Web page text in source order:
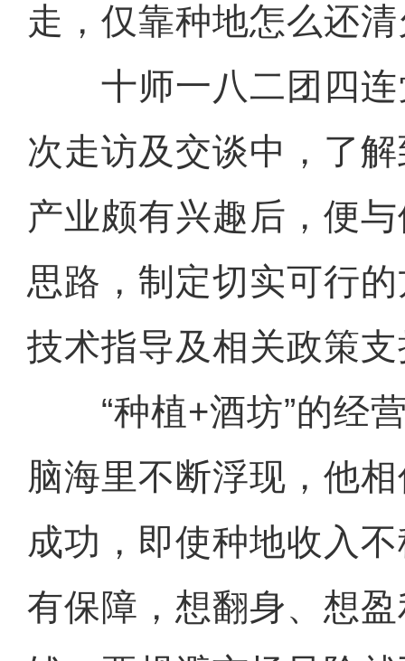
走，仅靠种地怎么还
十师一八二团四连
次走访及交谈中，了
产业颇有兴趣后，便
思路，制定切实可行
技术指导及相关政策
“种植+酒坊”的经营
脑海里不断浮现，他
成功，即使种地收入
有保障，想翻身、想